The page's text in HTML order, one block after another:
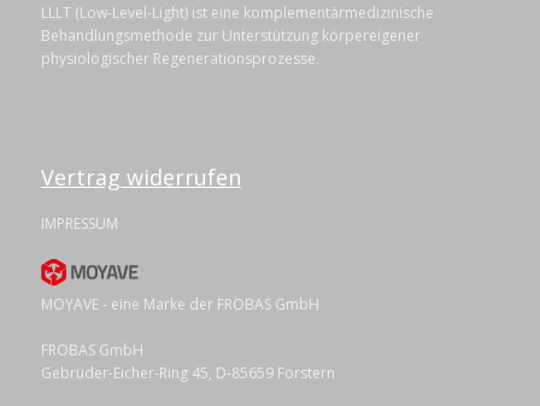
LLLT (Low-Level-Light) ist eine komplementärmedizinische
Behandlungsmethode zur Unterstützung körpereigener
physiologischer Regenerationsprozesse.
Vertrag widerrufen
IMPRESSUM
MOYAVE - eine Marke der FROBAS GmbH
FROBAS GmbH
Gebrüder-Eicher-Ring 45, D-85659 Forstern